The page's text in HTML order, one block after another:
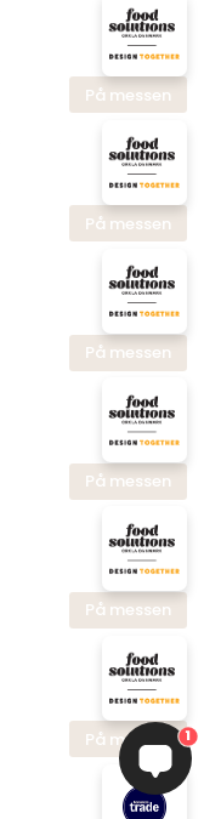
På messen
På messen
På messen
På messen
På messen
På messen 1